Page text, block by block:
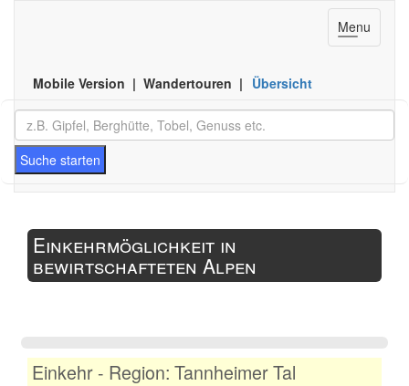
Toggle
navigation
Menu
Mobile Version | Wandertouren | Übersicht
Suche starten
Einkehrmöglichkeit in
bewirtschafteten Alpen
Einkehr - Region: Tannheimer Tal